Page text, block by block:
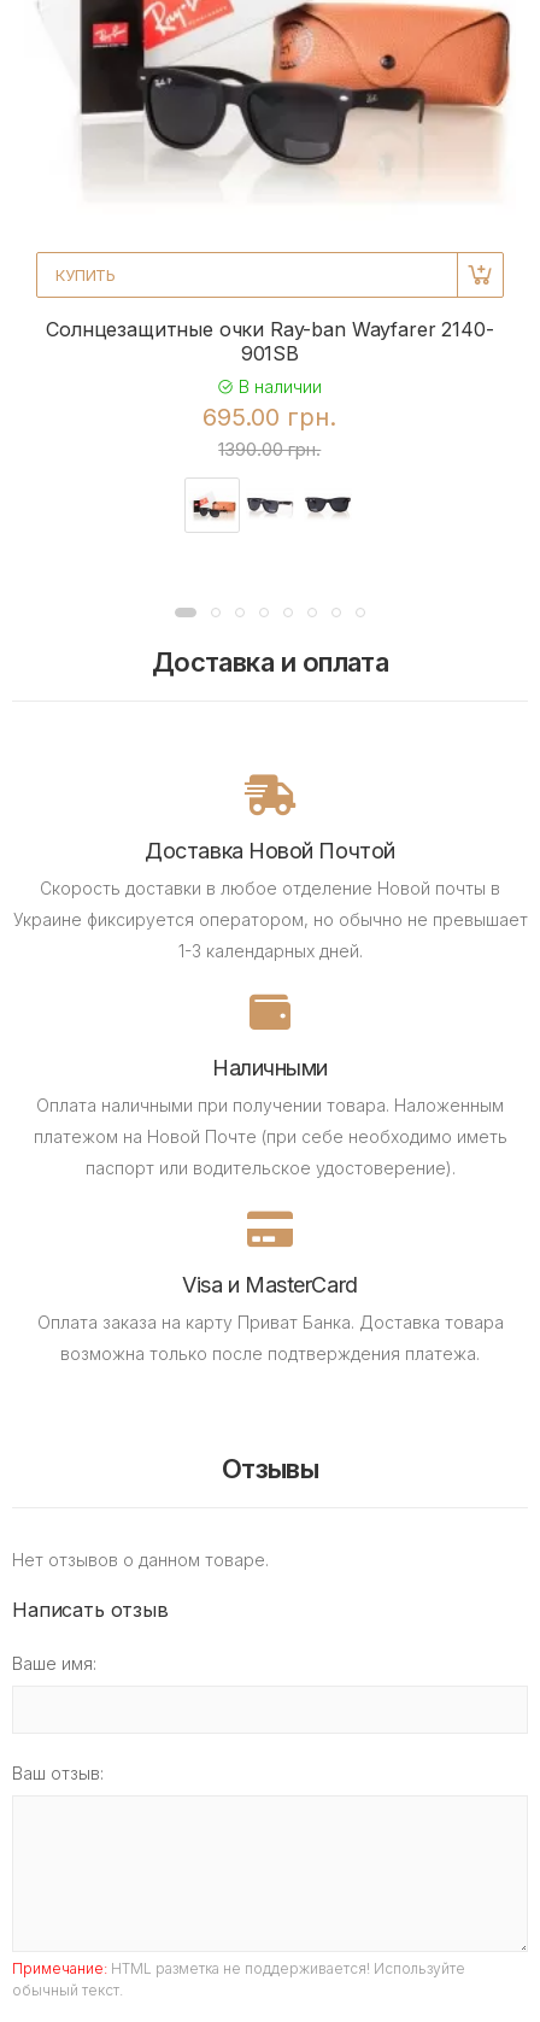
КУПИТЬ
Солнцезащитные очки Ray-ban Wayfarer 2140-
901SB
В наличии
695.00 грн.
1390.00 грн.
Доставка и оплата
Доставка Новой Почтой
Скорость доставки в любое отделение Новой почты в
Украине фиксируется оператором, но обычно не превышает
1-3 календарных дней.
Наличными
Оплата наличными при получении товара. Наложенным
платежом на Новой Почте (при себе необходимо иметь
паспорт или водительское удостоверение).
Visa и MasterCard
Оплата заказа на карту Приват Банка. Доставка товара
возможна только после подтверждения платежа.
Отзывы
Нет отзывов о данном товаре.
Написать отзыв
Ваше имя:
Ваш отзыв:
Примечание: HTML разметка не поддерживается! Используйте
обычный текст.